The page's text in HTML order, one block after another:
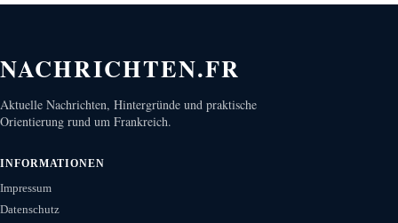
NACHRICHTEN.FR
Aktuelle Nachrichten, Hintergründe und praktische
Orientierung rund um Frankreich.
INFORMATIONEN
Impressum
Datenschutz